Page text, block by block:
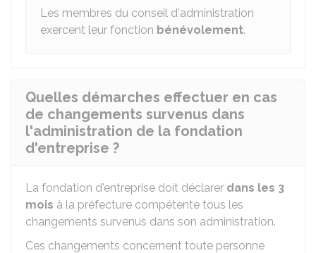
Les membres du conseil d'administration
exercent leur fonction bénévolement.
Quelles démarches effectuer en cas
de changements survenus dans
l'administration de la fondation
d'entreprise ?
La fondation d'entreprise doit déclarer dans les 3
mois à la préfecture compétente tous les
changements survenus dans son administration.
Ces changements concernent toute personne